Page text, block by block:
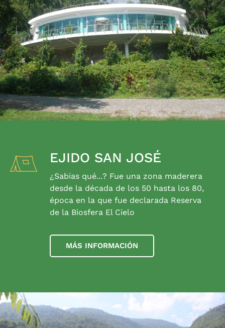
EJIDO SAN JOSÉ
¿Sabias qué...? Fue una zona maderera
desde la década de los 50 hasta los 80,
época en la que fue declarada Reserva
de la Biosfera El Cielo
MÁS INFORMACIÓN